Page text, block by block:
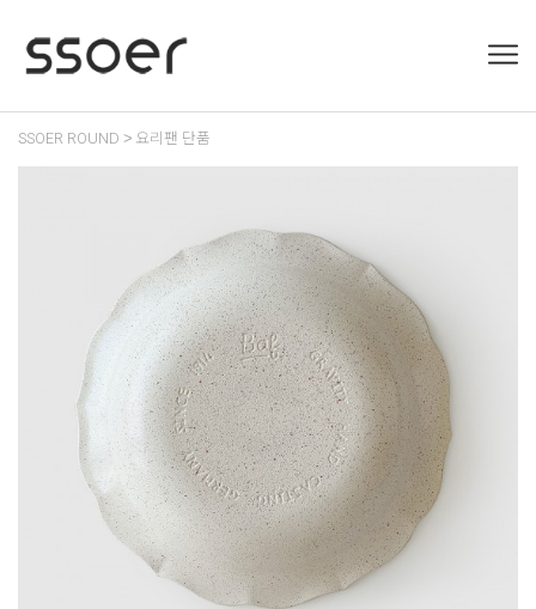
SSOER ROUND 요리팬 단품